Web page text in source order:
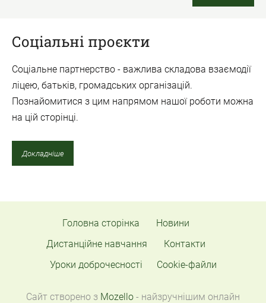
Соціальні проєкти
Соціальне партнерство - важлива складова взаємодії
ліцею, батьків, громадських організацій.
Познайомитися з цим напрямом нашої роботи можна
на цій сторінці.
Докладніше
Головна сторінка
Новини
Дистанційне навчання
Контакти
Уроки доброчесності
Cookie-файли
Сайт створено з Mozello - найзручнішим онлайн